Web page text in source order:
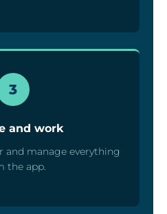
3
and work
and manage everything
the app.